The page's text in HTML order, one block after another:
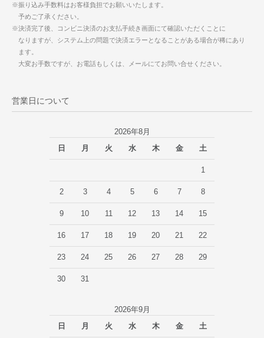
※振り込み手数料はお客様負担でお願いいたします。
予めご了承ください。
※決済完了後、コンビニ決済のお支払手続き画面にて確認いただくことに
なりますが、システム上の問題で決済エラーとなることがある場合が稀にあり
ます。
大変お手数ですが、お電話もしくは、メールにてお問い合せください。
営業日について
2026年8月
日
月 火 水 木 金 土
1
2 3 4 5 6 7 8
9 10 11 12 13 14 15
16 17 18 19 20 21 22
23 24 25 26 27 28 29
30 31
2026年9月
日
月 火 水 木 金 土